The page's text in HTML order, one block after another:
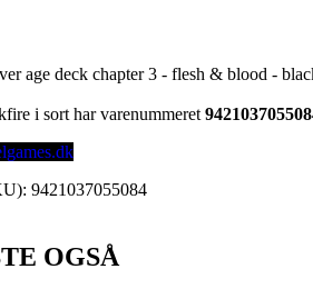
age deck chapter 3 - flesh & blood -
i sort har varenummeret
9421037055084
OGSÅ